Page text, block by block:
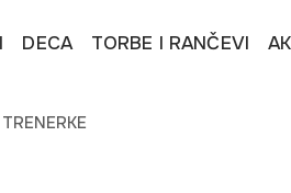
DECA TORBE I RANČEVI
TRENERKE